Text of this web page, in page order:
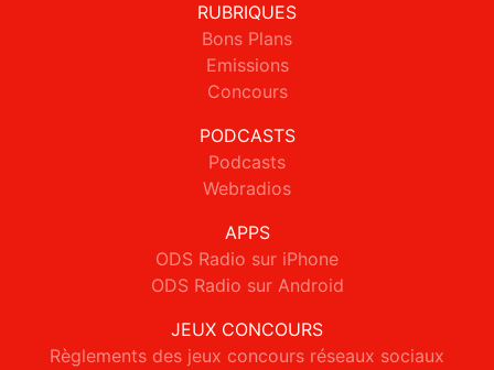
RUBRIQUES
Bons Plans
Emissions
Concours
PODCASTS
Podcasts
Webradios
APPS
ODS Radio sur iPhone
ODS Radio sur Android
JEUX CONCOURS
Règlements des jeux concours réseaux sociaux